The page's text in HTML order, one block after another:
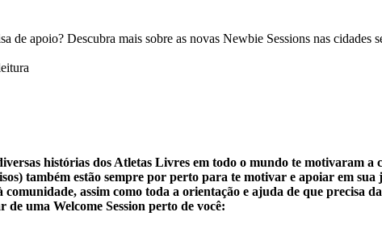
de apoio? Descubra mais sobre as novas Newbie Sessions nas cidades
histórias dos Atletas Livres em todo o mundo te motivaram
também estão sempre por perto para te motivar e apoiar em
comunidade, assim como toda a orientação e ajuda de que
uma Welcome Session perto de você: